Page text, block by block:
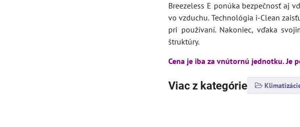
Breezeless E ponúka bezpečnosť aj
vo vzduchu. Technológia i-Clean
pri používaní. Nakoniec, vďaka
štruktúry.
Cena je iba za vnútornú jednotku.
Viac z kategórie